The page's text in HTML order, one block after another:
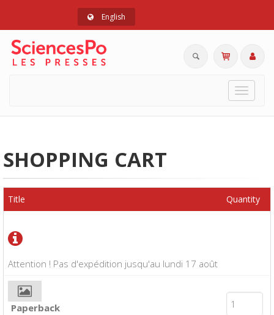
English
Toggle
SHOPPING CART
Attention ! Pas d'expédition jusqu'au lundi 17 août
Title Quantity
Paperback